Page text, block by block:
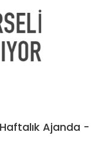
Ajanda -